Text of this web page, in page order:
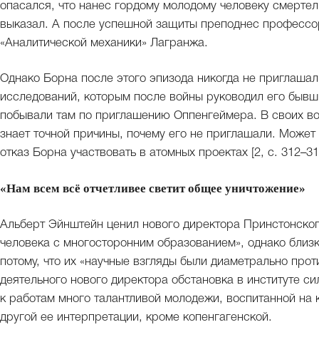
опасался, что нанес гордому молодому человеку
выказал. А после успешной защиты преподнес
«Аналитической механики» Лагранжа.
Однако Борна после этого эпизода никогда не
исследований, которым после войны руководил его
побывали там по приглашению Оппенгеймера. В своих
знает точной причины, почему его не приглашали.
отказ Борна участвовать в атомных проектах [2, с.
«Нам всем всё отчетливее светит общее уничтожение»
Альберт Эйнштейн ценил нового директора
человека с многосторонним образованием», однако
потому, что их «научные взгляды были диаметрально
деятельного нового директора обстановка в институте
к работам много талантливой молодежи, воспитанной
другой ее интерпретации, кроме копенгагенской.